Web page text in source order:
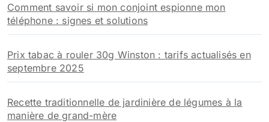
Comment savoir si mon conjoint espionne mon
téléphone : signes et solutions
Prix tabac à rouler 30g Winston : tarifs actualisés en
septembre 2025
Recette traditionnelle de jardinière de légumes à la
manière de grand-mère